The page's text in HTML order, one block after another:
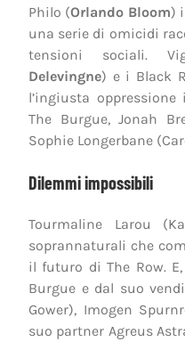
Philo (Orlando Bloom)
una serie di omicidi
tensioni sociali.
Delevingne) e i Black
l’ingiusta
The Burgue, Jonah
Sophie Longerbane
Dilemmi impossibili
Tourmaline Larou
soprannaturali che
il futuro di The Row.
Burgue e dal suo
Gower), Imogen
suo partner Agreus